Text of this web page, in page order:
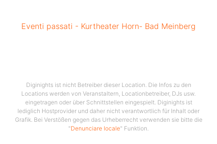
Eventi passati - Kurtheater Horn- Bad Meinberg
Diginights ist nicht Betreiber dieser Location. Die Infos zu den
Locations werden von Veranstaltern, Locationbetreiber, DJs usw.
eingetragen oder über Schnittstellen eingespielt. Diginights ist
lediglich Hostprovider und daher nicht verantwortlich für Inhalt oder
Grafik. Bei Verstößen gegen das Urheberrecht verwenden sie bitte die
"Denunciare locale" Funktion.